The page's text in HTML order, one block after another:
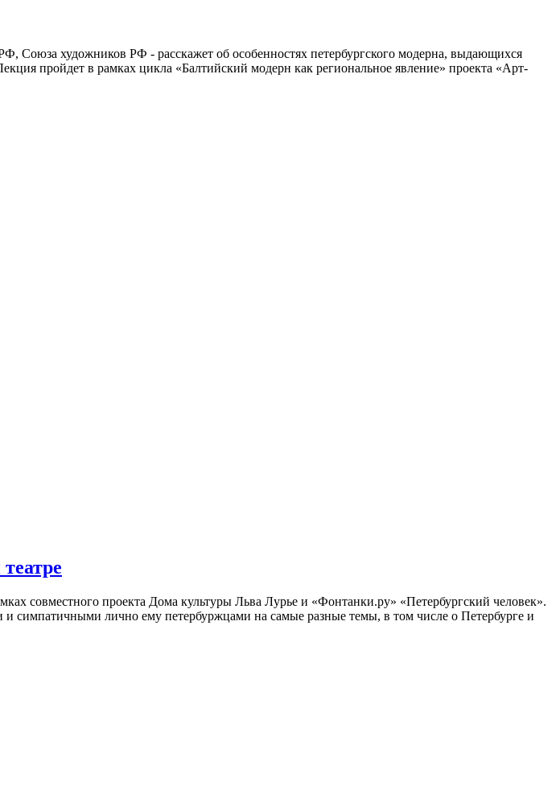
Союза художников РФ - расскажет об особенностях петербургского модерна, выдающихся
пройдет в рамках цикла «Балтийский модерн как региональное явление» проекта «Арт-
совместного проекта Дома культуры Льва Лурье и «Фонтанки.ру» «Петербургский человек».
симпатичными лично ему петербуржцами на самые разные темы, в том числе о Петербурге и